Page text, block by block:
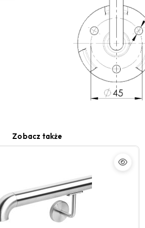
Zobacz także